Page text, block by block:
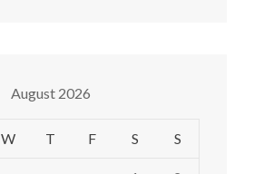
August 2026
W T F S S